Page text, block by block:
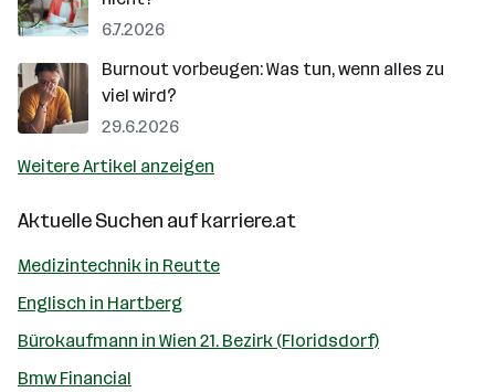
6.7.2026
Burnout vorbeugen: Was tun, wenn alles zu
viel wird?
29.6.2026
Weitere Artikel anzeigen
Aktuelle Suchen aufkarriere.at
Medizintechnik in Reutte
Englisch in Hartberg
Bürokaufmann in Wien 21. Bezirk (Floridsdorf)
Bmw Financial